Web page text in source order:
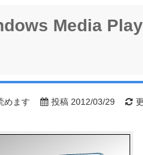
Media
めます 投稿 2012/03/29